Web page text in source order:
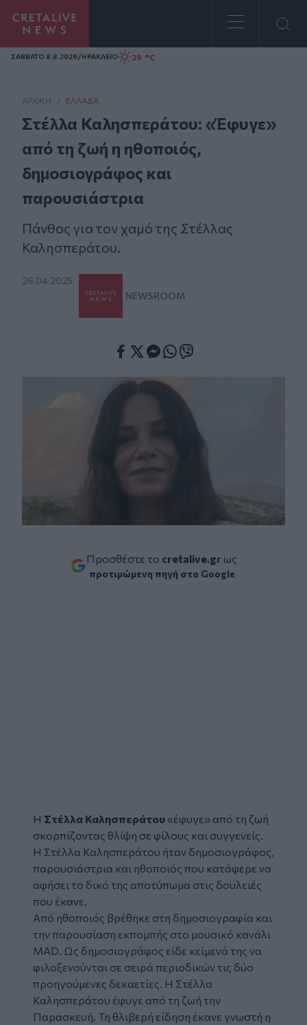
Homepage
ΣAΒΒΑΤΟ 8.8.2026/ΗΡΑΚΛΕΙΟ 29 °C
ΑΡΧΙΚΗ / ΕΛΛΆΔΑ
Στέλλα Καλησπεράτου: «Έφυγε»
από τη ζωή η ηθοποιός,
δημοσιογράφος και
παρουσιάστρια
Πάνθος για τον χαμό της Στέλλας
Καλησπεράτου.
26.04.2025
NEWSROOM
Προσθέστε το cretalive.gr ως
προτιμώμενη πηγή στο Google
Η Στέλλα Καλησπεράτου «έφυγε» από τη ζωή
σκορπίζοντας θλίψη σε φίλους και συγγενείς.
Η Στέλλα Καλησπεράτου ήταν δημοσιογράφος,
παρουσιάστρια και ηθοποιός που κατάφερε να
αφήσει το δικό της αποτύπωμα στις δουλειές
που έκανε.
Από ηθοποιός βρέθηκε στη δημοσιογραφία και
την παρουσίαση εκπομπής στο μουσικό κανάλι
MAD. Ως δημοσιογράφος είδε κείμενά της να
φιλοξενούνται σε σειρά περιοδικών τις δύο
προηγούμενες δεκαετίες. Η Στέλλα
Καλησπεράτου έφυγε από τη ζωή την
Παρασκευή. Τη θλιβερή είδηση έκανε γνωστή η